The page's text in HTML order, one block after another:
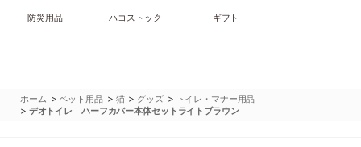
防災用品 ハコストック ギフト
ホーム >ペット用品 > 猫 > グッズ > トイレ・マナー用品
> デオトイレ ハーフカバー本体セットライトブラウン